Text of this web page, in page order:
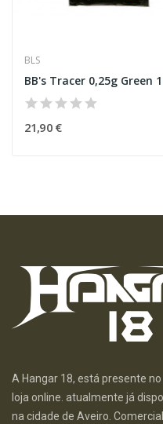
BLS
21,90 €
A Hangar 18, está presente
loja online. atualmente já
na cidade de Aveiro.